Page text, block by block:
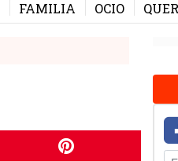
FAMILIA OCIO